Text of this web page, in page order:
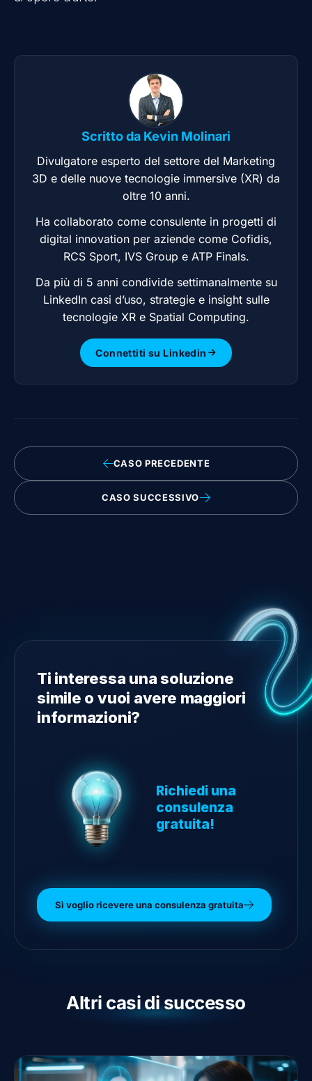
Scritto da Kevin Molinari
Divulgatore esperto del settore del Marketing
3D e delle nuove tecnologie immersive (XR) da
oltre 10 anni.
Ha collaborato come consulente in progetti di
digital innovation per aziende come Cofidis,
RCS Sport, IVS Group e ATP Finals.
Da più di 5 anni condivide settimanalmente su
LinkedIn casi d’uso, strategie e insight sulle
tecnologie XR e Spatial Computing.
Connettiti su Linkedin
CASO PRECEDENTE
CASO SUCCESSIVO
Ti interessa una soluzione
simile o vuoi avere maggiori
informazioni?
Richiedi una
consulenza
gratuita!
Sì voglio ricevere una consulenza gratuita
Altri casi di successo